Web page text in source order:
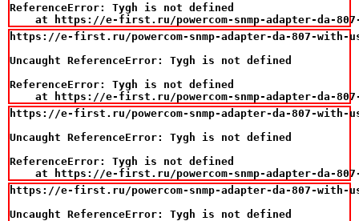
ReferenceError: Tygh is not defined
at https://e-first.ru/powercom-snmp-adapter-da-
https://e-first.ru/powercom-snmp-adapter-da-807-with-
Uncaught ReferenceError: Tygh is not defined
ReferenceError: Tygh is not defined
at https://e-first.ru/powercom-snmp-adapter-da-
https://e-first.ru/powercom-snmp-adapter-da-807-with-
Uncaught ReferenceError: Tygh is not defined
ReferenceError: Tygh is not defined
at https://e-first.ru/powercom-snmp-adapter-da-
https://e-first.ru/powercom-snmp-adapter-da-807-with-
Uncaught ReferenceError: Tygh is not defined